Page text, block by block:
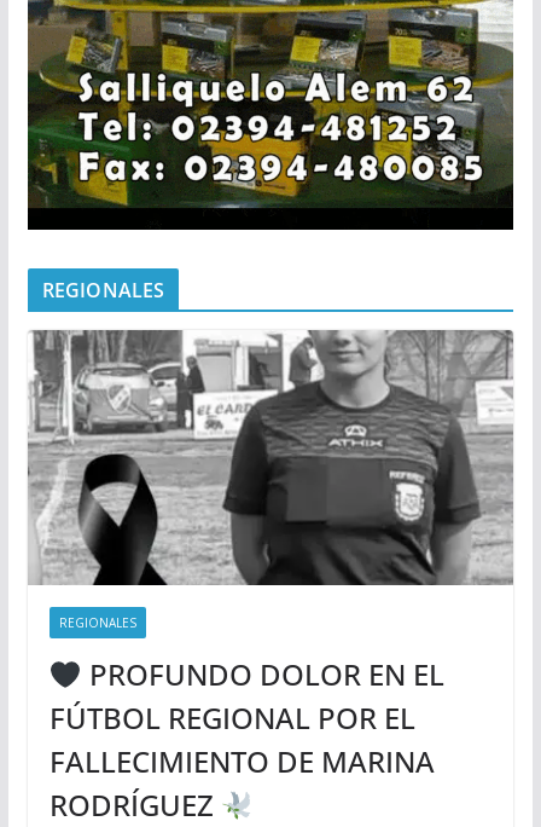
REGIONALES
REGIONALES
PROFUNDO DOLOR EN EL
FÚTBOL REGIONAL POR EL
FALLECIMIENTO DE MARINA
RODRÍGUEZ